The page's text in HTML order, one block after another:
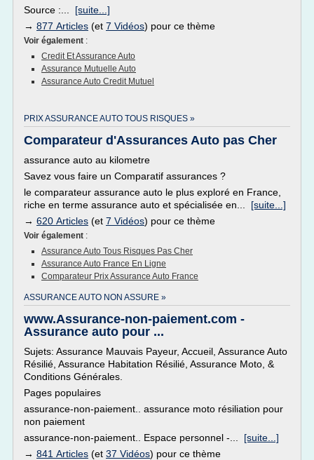
Source :... [suite...]
→ 877 Articles (et 7 Vidéos) pour ce thème
Voir également :
Credit Et Assurance Auto
Assurance Mutuelle Auto
Assurance Auto Credit Mutuel
PRIX ASSURANCE AUTO TOUS RISQUES »
Comparateur d'Assurances Auto pas Cher
assurance auto au kilometre
Savez vous faire un Comparatif assurances ?
le comparateur assurance auto le plus exploré en France,
riche en terme assurance auto et spécialisée en... [suite...]
→ 620 Articles (et 7 Vidéos) pour ce thème
Voir également :
Assurance Auto Tous Risques Pas Cher
Assurance Auto France En Ligne
Comparateur Prix Assurance Auto France
ASSURANCE AUTO NON ASSURE »
www.Assurance-non-paiement.com -
Assurance auto pour ...
Sujets: Assurance Mauvais Payeur, Accueil, Assurance Auto
Résilié, Assurance Habitation Résilié, Assurance Moto, &
Conditions Générales.
Pages populaires
assurance-non-paiement.. assurance moto résiliation pour
non paiement
assurance-non-paiement.. Espace personnel -... [suite...]
→ 841 Articles (et 37 Vidéos) pour ce thème